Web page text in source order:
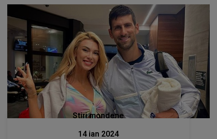
Stiri mondene
14 ian 2024